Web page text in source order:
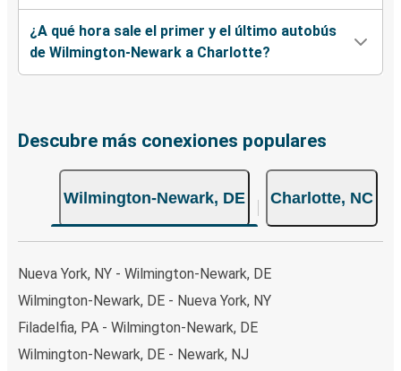
¿A qué hora sale el primer y el último autobús
de Wilmington-Newark a Charlotte?
Descubre más conexiones populares
Wilmington-Newark, DE Charlotte, NC
Nueva York, NY - Wilmington-Newark, DE
Wilmington-Newark, DE - Nueva York, NY
Filadelfia, PA - Wilmington-Newark, DE
Wilmington-Newark, DE - Newark, NJ